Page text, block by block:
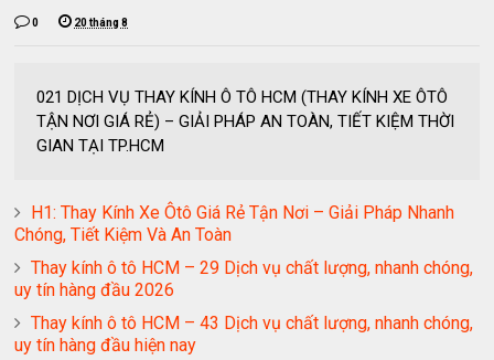
0 20 tháng 8
021 DỊCH VỤ THAY KÍNH Ô TÔ HCM (THAY KÍNH XE ÔTÔ
TẬN NƠI GIÁ RẺ) – GIẢI PHÁP AN TOÀN, TIẾT KIỆM THỜI
GIAN TẠI TP.HCM
H1: Thay Kính Xe Ôtô Giá Rẻ Tận Nơi – Giải Pháp Nhanh
Chóng, Tiết Kiệm Và An Toàn
Thay kính ô tô HCM – 29 Dịch vụ chất lượng, nhanh chóng,
uy tín hàng đầu 2026
Thay kính ô tô HCM – 43 Dịch vụ chất lượng, nhanh chóng,
uy tín hàng đầu hiện nay